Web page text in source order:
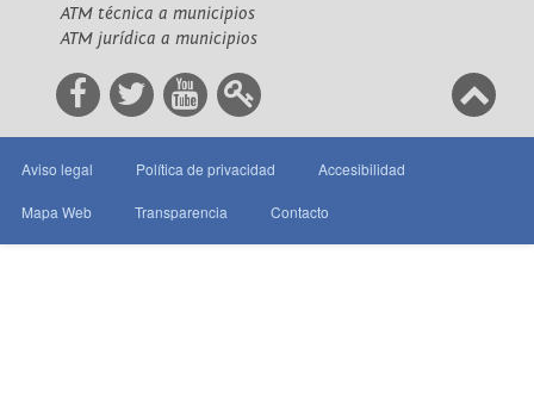
ATM técnica a municipios
ATM jurídica a municipios
Aviso legal Política de privacidad Accesibilidad
Mapa Web Transparencia Contacto